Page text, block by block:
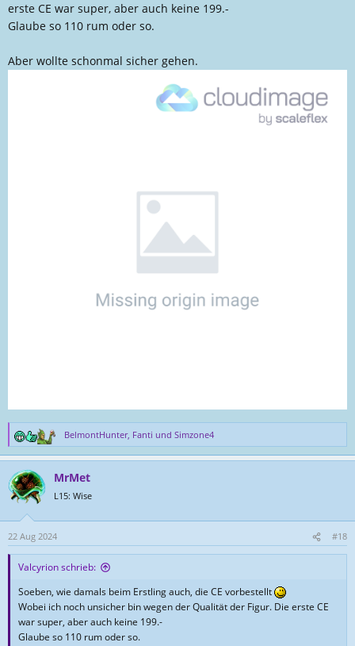
erste CE war super, aber auch keine 199.-
Glaube so 110 rum oder so.
Aber wollte schonmal sicher gehen.
R
e
k
t
o
n
e
n
BelmontHunter, Fanti und Simzone4
MrMet
L15: Wise
22 Aug 2024 #18
Valcyrion schrieb:
Soeben, wie damals beim Erstling auch, die CE vorbestellt
Wobei ich noch unsicher bin wegen der Qualität der Figur. Die erste CE
war super, aber auch keine 199.-
Glaube so 110 rum oder so.